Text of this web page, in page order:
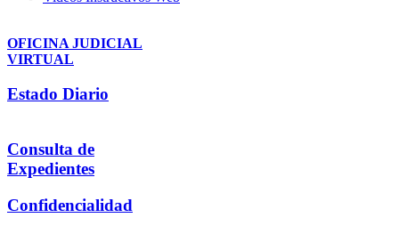
OFICINA JUDICIAL
VIRTUAL
Estado Diario
Consulta de
Expedientes
Confidencialidad